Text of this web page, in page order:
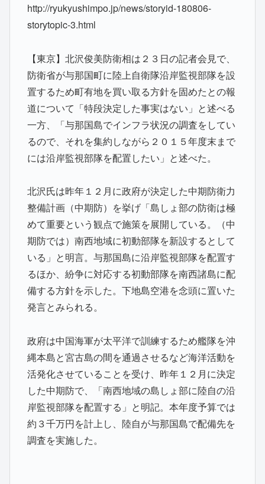
http://ryukyushimpo.jp/news/storyid-180806-
storytopic-3.html
【東京】北沢俊美防衛相は２３日の記者会見で、
防衛省が与那国町に陸上自衛隊沿岸監視部隊を設
置するため町有地を買い取る方針を固めたとの報
道について「特段決定した事実はない」と述べる
一方、「与那国島でインフラ状況の調査をしてい
るので、それを集約しながら２０１５年度末まで
には沿岸監視部隊を配置したい」と述べた。
北沢氏は昨年１２月に政府が決定した中期防衛力
整備計画（中期防）を挙げ「島しょ部の防衛は極
めて重要という観点で施策を展開している。（中
期防では）南西地域に初動部隊を新設するとして
いる」と明言。与那国島に沿岸監視部隊を配置す
るほか、紛争に対応する初動部隊を南西諸島に配
備する方針を示した。下地島空港を念頭に置いた
発言とみられる。
政府は中国海軍が太平洋で訓練するため艦隊を沖
縄本島と宮古島の間を通過させるなど海洋活動を
活発化させていることを受け、昨年１２月に決定
した中期防で、「南西地域の島しょ部に陸自の沿
岸監視部隊を配置する」と明記。本年度予算では
約３千万円を計上し、陸自が与那国島で配備先を
調査を実施した。